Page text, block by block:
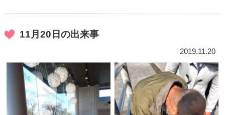
11月20日の出来事
2019.11.20